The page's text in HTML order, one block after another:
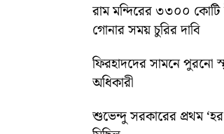
রাম মন্দিরের ৩৩০০
গোনার সময় চুরির দাবি
ফিরহাদদের সামনে পুরনো
অধিকারী
শুভেন্দু সরকারের প্রথম